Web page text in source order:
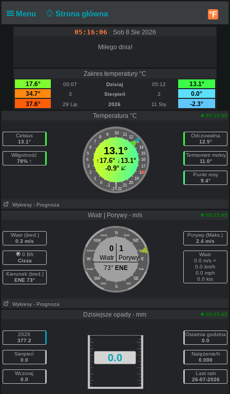
Menu Strona główna °F
05:16:07 Sob 8 Sie 2026
Miłego dnia!
Zakres temperatury °C
17.6°
00:07 Dzisiaj 05:12
13.1°
34.7°
3 Sierpień 2
0.0°
37.6°
29 Lip 2026 11 Sty
-2.3°
Temperatura °C
05:15:45
Celsius
13.1°
Wilgotność
78% ↑
10
9 11
8
12
7
13
6
14
5
15
4
16
3
17
2
18
1
19
0
20
-1 21
|
-2 22
13.1°
↑17.6°↓13.1°
-0.9°
Odczuwalna
12.5°
Termometr mokry
11.0°
Punkt rosy
9.4°
Wykresy - Prognoza
Wiatr | Porywy - m/s 05:15:45
Wiatr (śred.)
0.3 m/s
0 Bft
Cisza
Kierunek (śred.)
ENE 73°
N
NNW NNE
NW NE
WNW ENE
W E
WSW ESE
SW SE
SSW SSE
S
0 1
Wiatr
Porywy
73° ENE
Porywy (Maks.)
2.4 m/s
Wiatr
0.0 m/s =
0.0 km/h
0.0 mph
0.0 kts
Wykresy - Prognoza
Dzisiejsze opady - mm 05:15:45
2026
377.2
Sierpień
0.0
Wczoraj
0.0
0.0
Ostatnia godzina
0.0
Natężenie/h
0.000
Last rain
26-07-2026